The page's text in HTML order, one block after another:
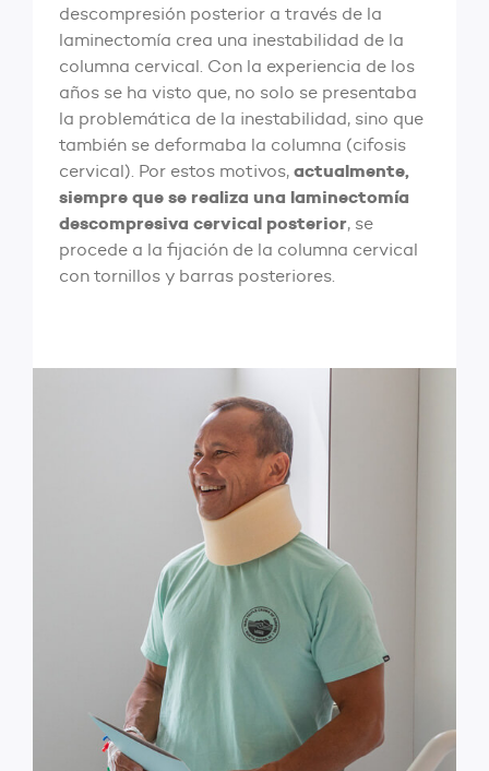
descompresión posterior a través de la
laminectomía crea una inestabilidad de la
columna cervical. Con la experiencia de los
años se ha visto que, no solo se presentaba
la problemática de la inestabilidad, sino que
también se deformaba la columna (cifosis
cervical). Por estos motivos, actualmente,
siempre que se realiza una laminectomía
descompresiva cervical posterior, se
procede a la fijación de la columna cervical
con tornillos y barras posteriores.